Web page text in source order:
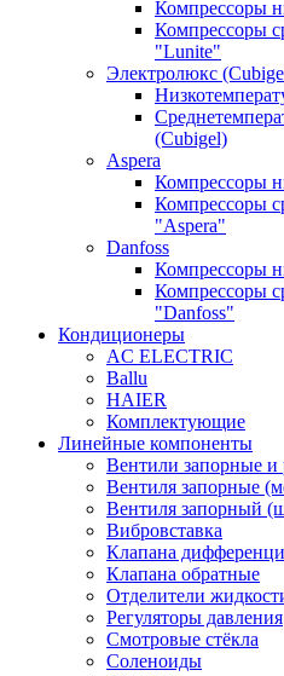
Компрессоры
Компрессоры
"Lunite"
Электролюкс
(Cubigel)
Aspera
Компрессоры
Компрессоры
"Aspera"
Danfoss
Компрессоры
Компрессоры
"Danfoss"
Кондиционеры
AC ELECTRIC
Ballu
HAIER
Комплектующие
Линейные компоненты
Вентили запорные
Вентиля запорные
Вентиля запорный
Вибровставка
Клапана
Клапана обратные
Отделители
Регуляторы давления
Смотровые стёкла
Соленоиды